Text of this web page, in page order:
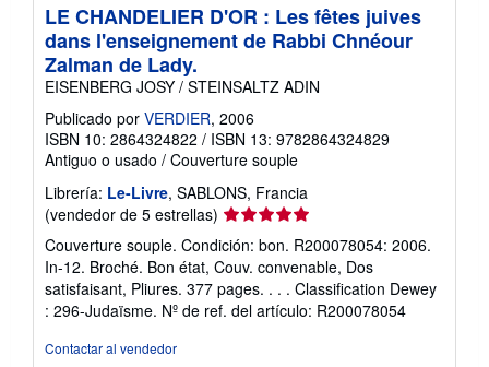
LE CHANDELIER D'OR : Les fêtes juives
dans l'enseignement de Rabbi Chnéour
Zalman de Lady.
EISENBERG JOSY / STEINSALTZ ADIN
Publicado por VERDIER, 2006
ISBN 10: 2864324822 / ISBN 13: 9782864324829
Antiguo o usado / Couverture souple
Librería: Le-Livre, SABLONS, Francia
(vendedor de 5 estrellas) Calificación
del
vendedor:
5
de
5
Couverture souple. Condición: bon. R200078054: 2006.
In-12. Broché. Bon état, Couv. convenable, Dos
satisfaisant, Pliures. 377 pages. . . . Classification Dewey
: 296-Judaïsme. Nº de ref. del artículo: R200078054
Contactar al vendedor